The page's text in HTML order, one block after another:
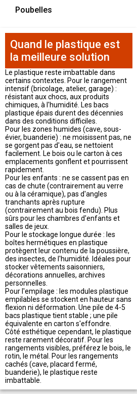
Poubelles
Quand le plastique est
la meilleure solution
Le plastique reste imbattable dans
certains contextes. Pour le rangement
intensif (bricolage, atelier, garage) :
résistant aux chocs, aux produits
chimiques, à l'humidité. Les bacs
plastique épais durent des décennies
dans des conditions difficiles.
Pour les zones humides (cave, sous-
évier, buanderie) : ne moisissent pas, ne
se gorgent pas d'eau, se nettoient
facilement. Le bois ou le carton à ces
emplacements gonflent et pourrissent
rapidement.
Pour les enfants : ne se cassent pas en
cas de chute (contrairement au verre
ou à la céramique), pas d'angles
tranchants après rupture
(contrairement au bois fendu). Plus
sûrs pour les chambres d'enfants et
salles de jeux.
Pour le stockage longue durée : les
boîtes hermétiques en plastique
protègent leur contenu de la poussière,
des insectes, de l'humidité. Idéales pour
stocker vêtements saisonniers,
décorations annuelles, archives
personnelles.
Pour l'empilage : les modules plastique
empilables se stockent en hauteur sans
flexion ni déformation. Une pile de 4-5
bacs plastique tient stable ; une pile
équivalente en carton s'effondre.
Côté esthétique cependant, le plastique
reste rarement décoratif. Pour les
rangements visibles, préférez le bois, le
rotin, le métal. Pour les rangements
cachés (cave, placard fermé,
buanderie), le plastique reste
imbattable.